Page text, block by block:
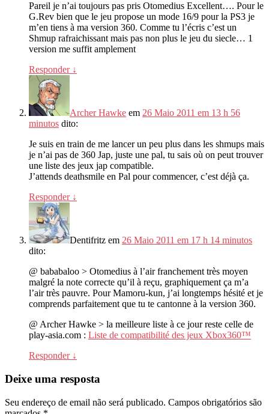
Pareil je n’ai toujours pas pris Otomedius Excellent…. Pour le
G.Rev bien que le jeu propose un mode 16/9 pour la PS3 je
m’en tiens à ma version 360. Comme tu l’écris c’est un
Shmup rafraichissant mais pas non plus le jeu du siecle… 1
version me suffit amplement
Responder ↓
Archer Hawke em 26 Maio 2011 em 13 h 56
minutos dito:
Je suis en train de me lancer un peu plus dans les shmups mais
je n’ai pas de 360 Jap, juste une pal, tu sais où on peut trouver
une liste des jeux jap compatible.
J’attends deathsmile en Pal pour commencer, c’est déjà ça.
Responder ↓
Dentifritz em 26 Maio 2011 em 17 h 14 minutos
dito:
@ bababaloo > Otomedius à l’air franchement très moyen
malgré la note correcte qu’il à reçu, graphiquement ça m’a
l’air très pauvre. Pour Mamoru-kun, j’ai longtemps hésité et je
comprends parfaitement que tu te cantonne à la version 360.
@ Archer Hawke > la meilleure liste à ce jour reste celle de
play-asia.com : Liste de compatibilité des jeux Xbox360™
Responder ↓
Deixe uma resposta
Seu endereço de email não será publicado. Campos obrigatórios são